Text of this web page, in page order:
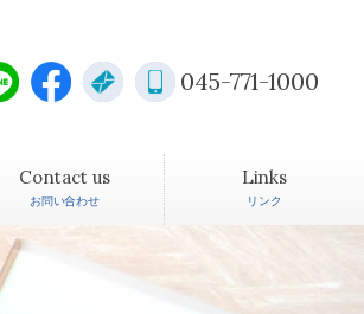
045-771-1000
Contact us
お問い合わせ
Links
リンク